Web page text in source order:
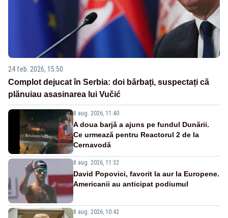
24 feb. 2026, 15:50
Complot dejucat în Serbia: doi bărbați, suspectați că
plănuiau asasinarea lui Vučić
8 aug. 2026, 11:40
A doua barjă a ajuns pe fundul Dunării.
Ce urmează pentru Reactorul 2 de la
Cernavodă
8 aug. 2026, 11:32
David Popovici, favorit la aur la Europene.
Americanii au anticipat podiumul
8 aug. 2026, 10:42